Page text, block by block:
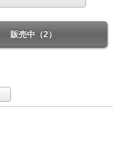
販売中（2）